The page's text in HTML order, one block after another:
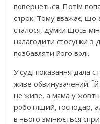
повернеться. Потім
строк. Тому вважає, що
сталося, думки щось
налагодити стосунки
позбавляти його волі.
У суді показання дала
живе обвинувачений.
не живе, а мама у
роботящий, господар,
в нього змінюється